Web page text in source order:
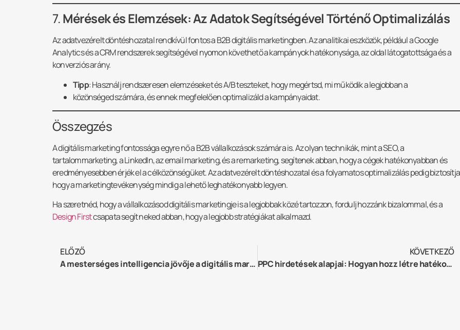
7.Mérések és Elemzések: Az Adatok Segítségével Történő Optimalizálás
Az adatvezérelt döntéshozatal rendkívül fontos a B2B digitális marketingben. Az analitikai eszközök, például a Google
Analytics és a CRM rendszerek segítségével nyomon követhető a kampányok hatékonysága, az oldal látogatottsága és a
konverziós arány.
Tipp: Használj rendszeresen elemzéseket és A/B teszteket, hogy megértsd, mi működik a legjobban a
közönséged számára, és ennek megfelelően optimalizáld a kampányaidat.
Összegzés
A digitális marketing fontossága egyre nő a B2B vállalkozások számára is. Az olyan technikák, mint a SEO, a
tartalommarketing, a LinkedIn, az email marketing, és a remarketing, segítenek abban, hogy a cégek hatékonyabban és
eredményesebben érjék el a célközönségüket. Az adatvezérelt döntéshozatal és a folyamatos optimalizálás pedig
hogy a marketingtevékenység mindig a lehető leghatékonyabb legyen.
Ha szeretnéd, hogy a vállalkozásod digitális marketingje is a legjobbak közé tartozzon, fordulj hozzánk bizalommal, és a
Design Firstcsapata segít neked abban, hogy a legjobb stratégiákat alkalmazd.
ELŐZŐ
A mesterséges intelligencia jövője a digitális marketingben
KÖVETKEZŐ
PPC hirdetések alapjai: Hogyan hozz létre hatékony kampányokat?